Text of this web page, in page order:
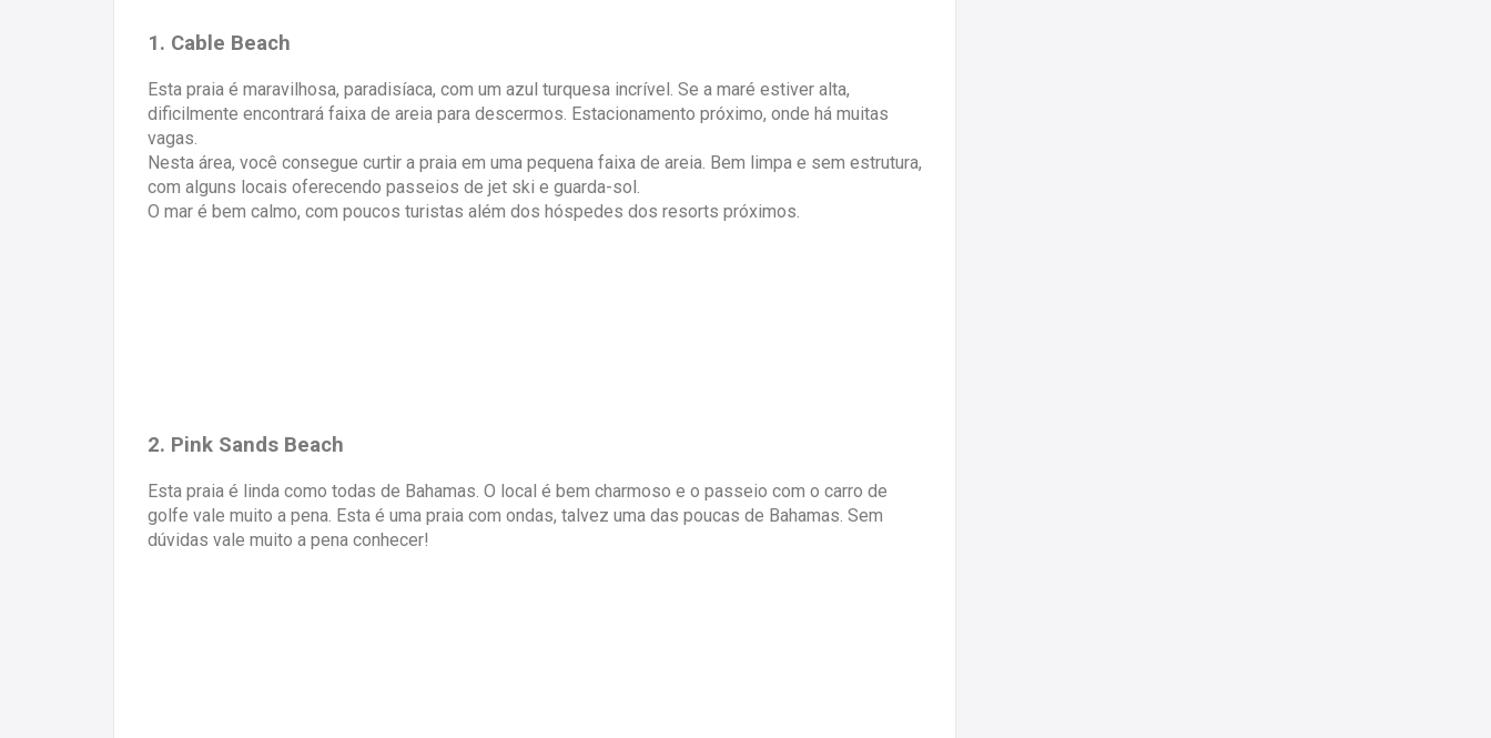
1. Cable Beach
Esta praia é maravilhosa, paradisíaca, com um azul turquesa incrível. Se a maré estiver alta,
dificilmente encontrará faixa de areia para descermos. Estacionamento próximo, onde há muitas
vagas.
Nesta área, você consegue curtir a praia em uma pequena faixa de areia. Bem limpa e sem estrutura,
com alguns locais oferecendo passeios de jet ski e guarda-sol.
O mar é bem calmo, com poucos turistas além dos hóspedes dos resorts próximos.
2. Pink Sands Beach
Esta praia é linda como todas de Bahamas. O local é bem charmoso e o passeio com o carro de
golfe vale muito a pena. Esta é uma praia com ondas, talvez uma das poucas de Bahamas. Sem
dúvidas vale muito a pena conhecer!